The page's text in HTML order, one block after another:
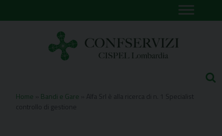
to
Home Bandi e Gare
Alfa Srl è alla ricerca di n. 1 Specialist
controllo di gestione